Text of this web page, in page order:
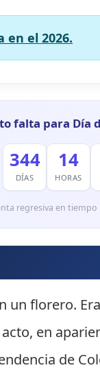
en el 2026.
falta para Día
344
DÍAS
14
HORAS
regresiva en tiempo
un florero.
en
de